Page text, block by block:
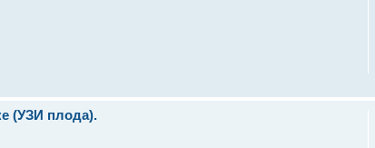
(УЗИ плода).